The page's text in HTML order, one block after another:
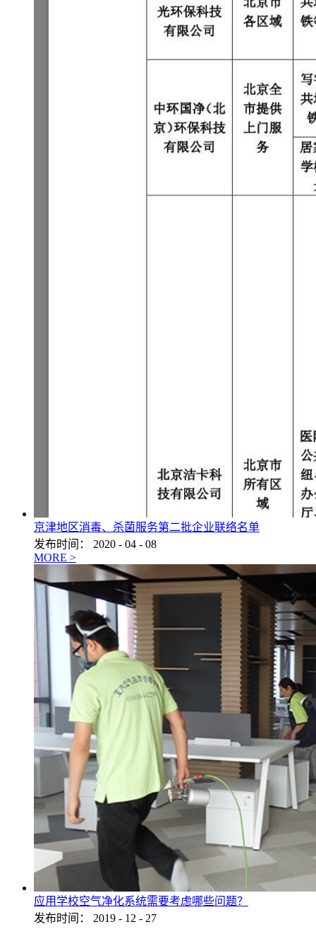
京津地区消毒、杀菌服务第二批企业联络名单
发布时间：
2020 - 04 - 08
MORE >
应用学校空气净化系统需要考虑哪些问题？
发布时间：
2019 - 12 - 27